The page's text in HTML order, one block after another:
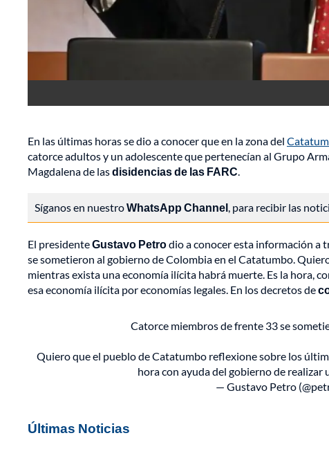
En las últimas horas se dio a conocer que en la zona del
catorce adultos y un adolescente que pertenecían al Grupo
Magdalena de lasdisidencias de las FARC.
Síganos en nuestroWhatsApp Channel, para recibir las
El presidenteGustavo Petrodio a conocer esta información a
se sometieron al gobierno de Colombia en el Catatumbo.
mientras exista una economía ilícita habrá muerte. Es la hora,
esa economía ilícita por economías legales. En los decretos de
Catorce miembros de frente 33 se
Quiero que el pueblo de Catatumbo reflexione sobre los
hora con ayuda del gobierno de realizar
— Gustavo Petro
Últimas Noticias